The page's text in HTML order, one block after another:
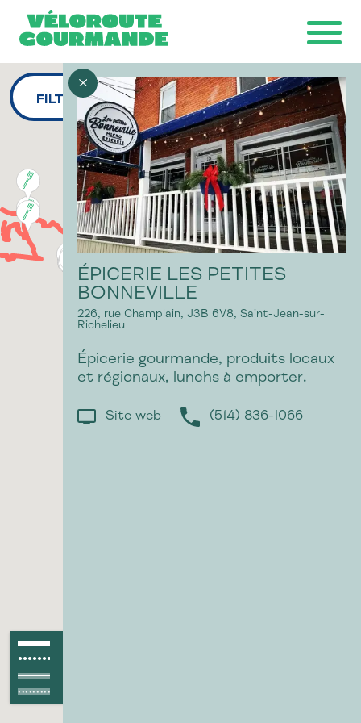
FILTRES Télécharger la carte
Ride with GPS
Ondago
ÉPICERIE LES PETITES
BONNEVILLE
226, rue Champlain, J3B 6V8, Saint-Jean-sur-
Richelieu
Épicerie gourmande, produits locaux
et régionaux, lunchs à emporter.
Site web (514) 836-1066
●●●●●●●●●●●●
●●●●●●●●●●●●●●●●